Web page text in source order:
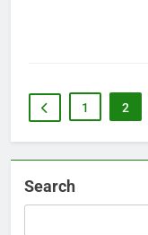
1 2
Search